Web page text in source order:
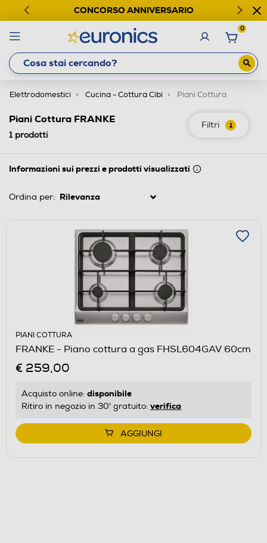
CONCORSO ANNIVERSARIO
0
Elettrodomestici Cucina - Cottura Cibi Piani Cottura
Filtri 1
Piani Cottura FRANKE
1prodotti
Informazioni sui prezzi e prodotti visualizzati
Ordina per:
PIANI COTTURA
FRANKE - Piano cottura a gas FHSL604GAV 60cm
€ 259,00
Acquisto online: disponibile
Ritiro in negozio in 30' gratuito: verifica
AGGIUNGI